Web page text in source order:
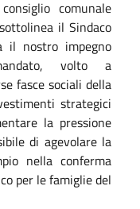
comunale
il Sindaco
il nostro impegno
volto a
fasce sociali della
strategici
la pressione
di agevolare la
nella conferma
per le famiglie del